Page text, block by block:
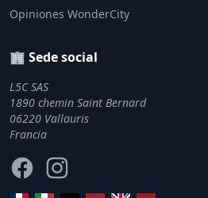
Opiniones WonderCity
🏢 Sede social
L5C SAS
1890 chemin Saint Bernard
06220 Vallauris
Francia
FacebookInstagram